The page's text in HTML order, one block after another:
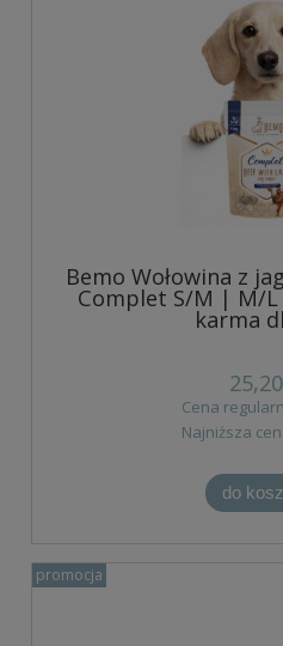
Bemo Wołowina z
Complet S/M | M/L
karma
Cena
Najniższa
do
promocja